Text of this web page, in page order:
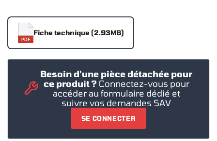
PDF
Fiche technique (2.93MB)
Besoin d'une pièce détachée pour
ce produit ? Connectez-vous pour
accéder au formulaire dédié et
suivre vos demandes SAV
SE CONNECTER